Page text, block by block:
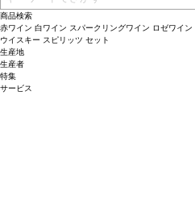
商品検索
赤ワイン 白ワイン スパークリングワイン ロゼワイン
ウイスキー スピリッツ セット
生産地
生産者
特集
サービス